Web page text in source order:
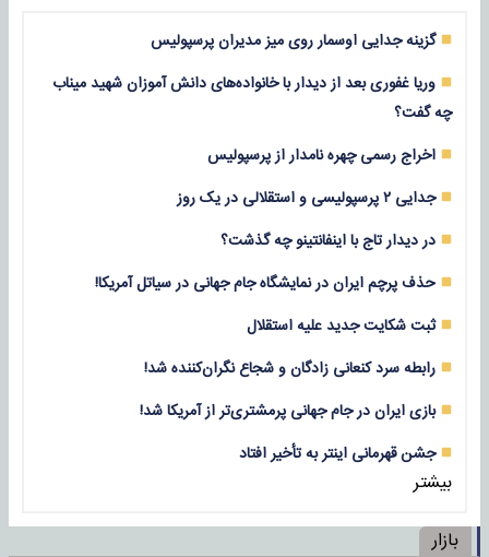
گزینه جدایی اوسمار روی میز مدیران پرسپولیس
وریا غفوری بعد از دیدار با خانواده‌های دانش آموزان شهید میناب
چه گفت؟
اخراج رسمی چهره نامدار از پرسپولیس
جدایی ۲ پرسپولیسی و استقلالی در یک روز
در دیدار تاج با اینفانتینو چه گذشت؟
حذف پرچم ایران در نمایشگاه جام جهانی در سیاتل آمریکا!
ثبت شکایت جدید علیه استقلال
رابطه سرد کنعانی زادگان و شجاع نگران‌کننده شد!
بازی‌ ایران در جام جهانی پرمشتری‌تر از آمریکا شد!
جشن قهرمانی اینتر به تأخیر افتاد
بیشتر
بازار